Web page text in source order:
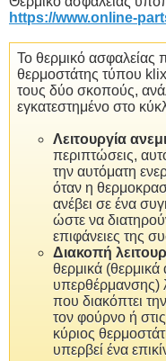
https://www.online-
Το θερμικό ασφαλείας
θερμοστάτης τύπου
τους δύο σκοπούς,
εγκατεστημένο στο
Λειτουργία
περιπτώσεις,
την αυτόματη
όταν η
ανέβει σε ένα
ώστε να
επιφάνειες της
Διακοπή
θερμικά
υπερθέρμανσης)
που διακόπτει
τον φούρνο ή
κύριος
υπερβεί ένα